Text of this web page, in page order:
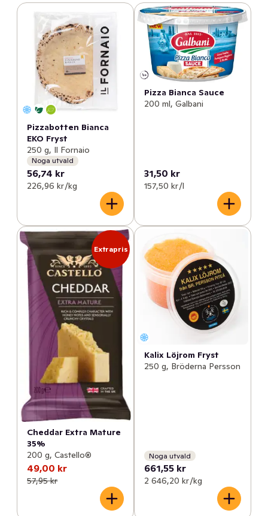
Pizzabotten Bianca
EKO Fryst
250 g, Il Fornaio
Noga utvald
56,74 kr
226,96 kr /kg
Pizza Bianca Sauce
200 ml, Galbani
31,50 kr
157,50 kr /l
Extrapris
Cheddar Extra Mature
35%
200 g, Castello®
49,00 kr
57,95 kr
Kalix Löjrom Fryst
250 g, Bröderna Persson
Noga utvald
661,55 kr
2 646,20 kr /kg